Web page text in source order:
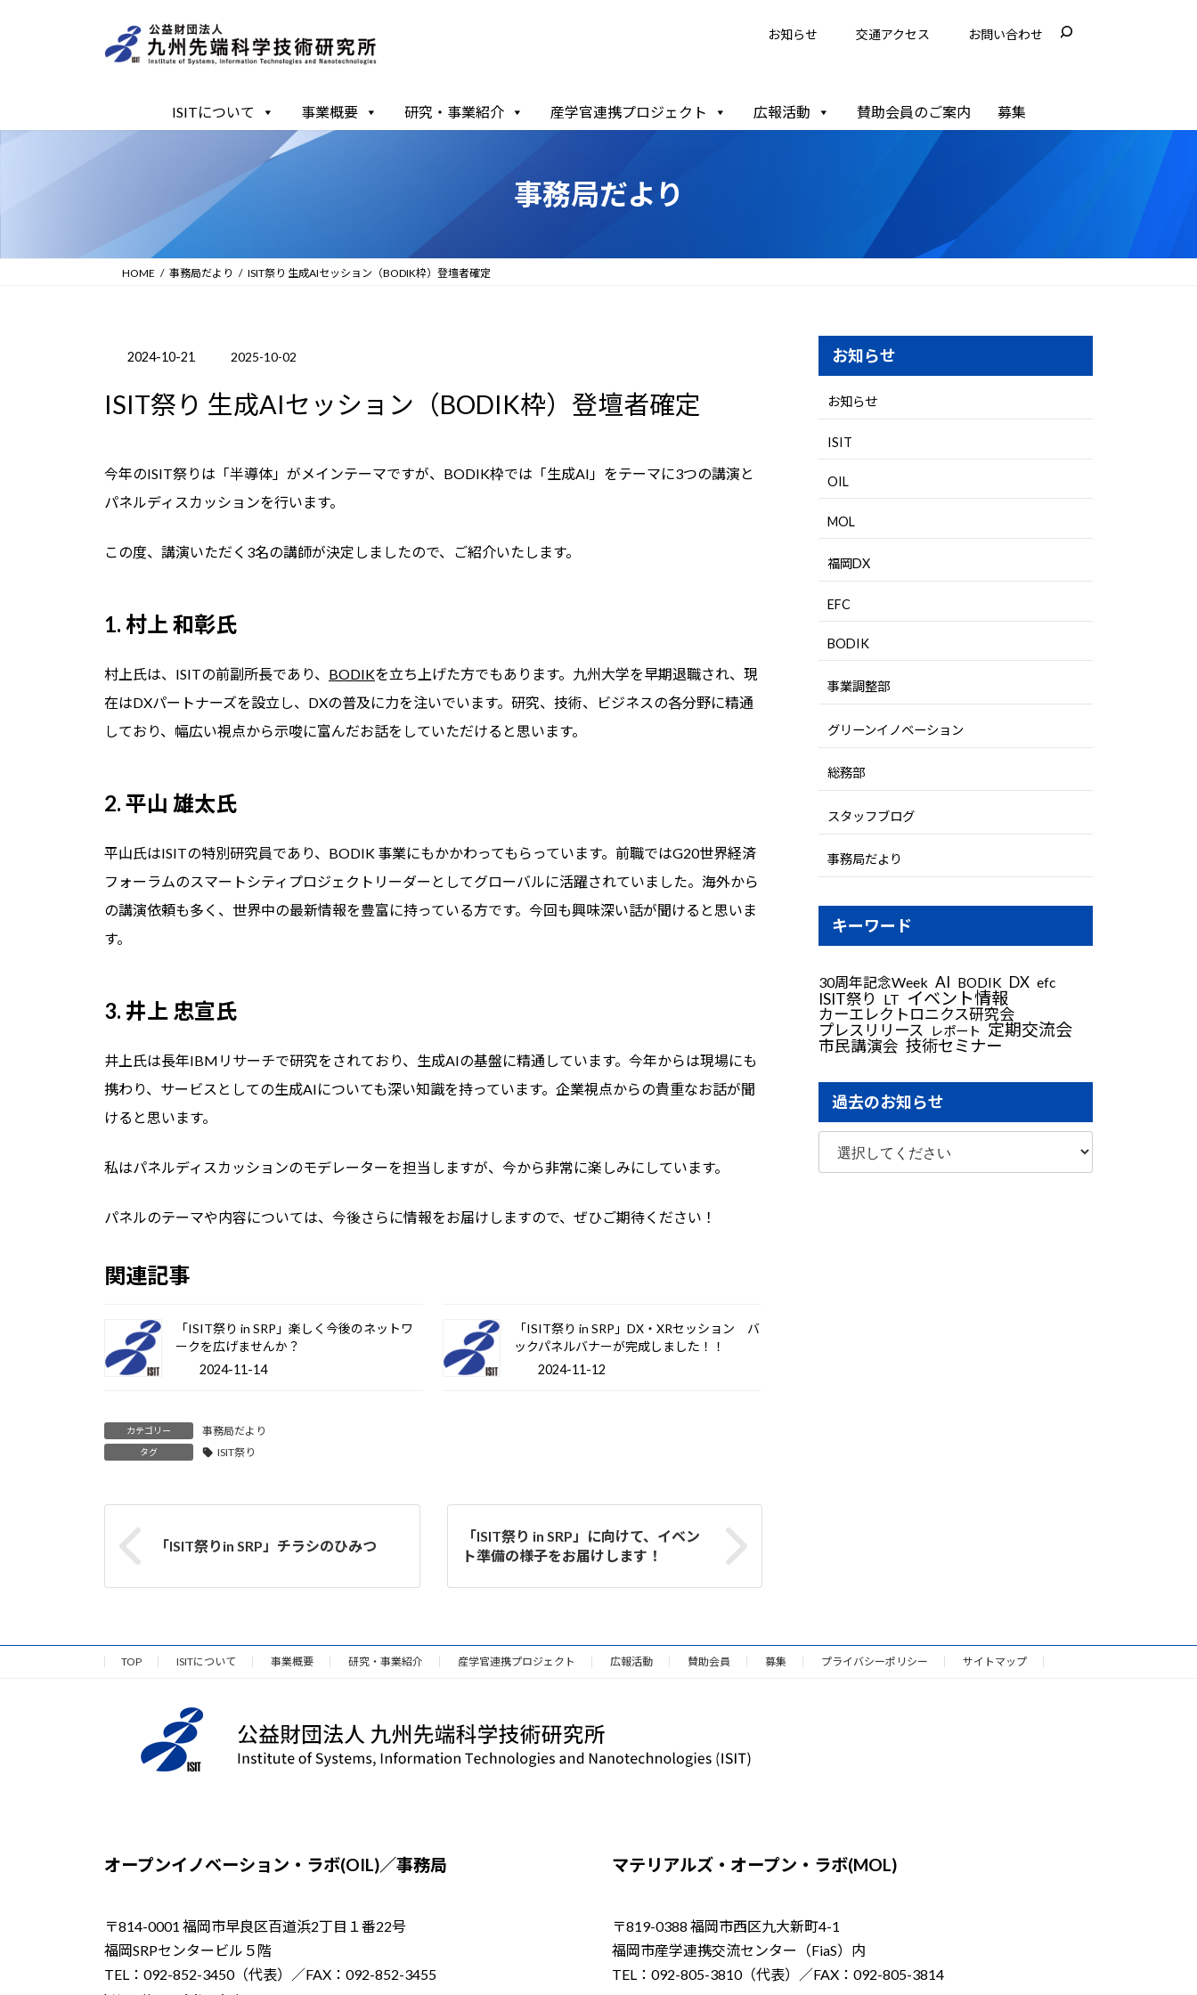
お知らせ 交通アクセス お問い合わせ
ISITについて 事業概要 研究・事業紹介 産学官連携プロジェクト 広報活動 賛助会員のご案内 募集
事務局だより
HOME 事務局だより ISIT祭り 生成AIセッション（BODIK枠）登壇者確定
2024-10-21
最
更
新
2025-10-02
ISIT祭り 生成AIセッション（BODIK枠）登壇者確定
今年のISIT祭りは「半導体」がメインテーマですが、BODIK枠では「生成AI」をテーマに3つの講演と
パネルディスカッションを行います。
この度、講演いただく3名の講師が決定しましたので、ご紹介いたします。
1. 村上 和彰氏
村上氏は、ISITの前副所長であり、 BODIKを立ち上げた方でもあります。九州大学を早期退職され、現
在はDXパートナーズを設立し、DXの普及に力を注いでいます。研究、技術、ビジネスの各分野に精通
しており、幅広い視点から示唆に富んだお話をしていただけると思います。
2. 平山 雄太氏
平山氏はISITの特別研究員であり、BODIK 事業にもかかわってもらっています。前職ではG20世界経済
フォーラムのスマートシティプロジェクトリーダーとしてグローバルに活躍されていました。海外から
の講演依頼も多く、世界中の最新情報を豊富に持っている方です。今回も興味深い話が聞けると思いま
す。
3. 井上 忠宣氏
井上氏は長年IBMリサーチで研究をされており、生成AIの基盤に精通しています。今年からは現場にも
携わり、サービスとしての生成AIについても深い知識を持っています。企業視点からの貴重なお話が聞
けると思います。
私はパネルディスカッションのモデレーターを担当しますが、今から非常に楽しみにしています。
パネルのテーマや内容については、今後さらに情報をお届けしますので、ぜひご期待ください！
関連記事
「ISIT祭り in SRP」楽しく今後のネットワ
ークを広げませんか？
2024-11-14
「ISIT祭り in SRP」DX・XRセッション バ
ックパネルバナーが完成しました！！
2024-11-12
カテゴリー 事務局だより
タグ ISIT祭り
「ISIT祭りin SRP」チラシのひみつ
「ISIT祭り in SRP」に向けて、イベン
ト準備の様子をお届けします！
お知らせ
お知らせ
ISIT
OIL
MOL
福岡DX
EFC
BODIK
事業調整部
グリーンイノベーション
総務部
スタッフブログ
事務局だより
キーワード
30周年記念Week AI BODIK DX efc
ISIT祭り LT イベント情報
カーエレクトロニクス研究会
プレスリリース
レポート 定期交流会
市民講演会 技術セミナー
過去のお知らせ
TOP ISITについて 事業概要 研究・事業紹介 産学官連携プロジェクト 広報活動 賛助会員 募集 プライバシーポリシー サイトマップ
オープンイノベーション・ラボ(OIL)／事務局
〒814-0001 福岡市早良区百道浜2丁目１番22号
福岡SRPセンタービル５階
TEL：092-852-3450（代表）／FAX：092-852-3455
マテリアルズ・オープン・ラボ(MOL)
〒819-0388 福岡市西区九大新町4-1
福岡市産学連携交流センター（FiaS）内
TEL：092-805-3810（代表）／FAX：092-805-3814